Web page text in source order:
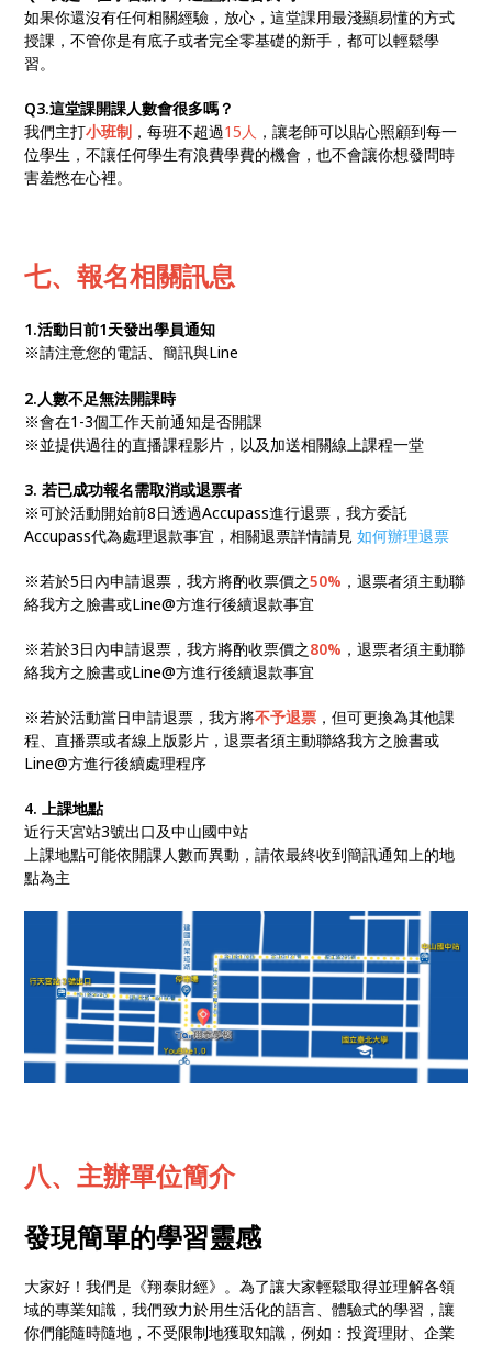
如果你還沒有任何相關經驗，放心，這堂課用最淺顯易懂的方式
授課，不管你是有底子或者完全零基礎的新手，都可以輕鬆學
習。
Q3.這堂課開課人數會很多嗎？
我們主打小班制 ，每班不超過15人 ，讓老師可以貼心照顧到每一
位學生，不讓任何學生有浪費學費的機會，也不會讓你想發問時
害羞憋在心裡。
七、報名相關訊息
1.活動日前1天發出學員通知
※請注意您的電話、簡訊與Line
2.人數不足無法開課時
※會在1-3個工作天前通知是否開課
※並提供過往的直播課程影片，以及加送相關線上課程一堂
3. 若已成功報名需取消或退票者
※可於活動開始前8日透過Accupass進行退票，我方委託
Accupass代為處理退款事宜，相關退票詳情請見如何辦理退票
※若於5日內申請退票，我方將酌收票價之50% ，退票者須主動聯
絡我方之臉書或Line@方進行後續退款事宜
※若於3日內申請退票，我方將酌收票價之80% ，退票者須主動聯
絡我方之臉書或Line@方進行後續退款事宜
※若於活動當日申請退票，我方將不予退票 ，但可更換為其他課
程、直播票或者線上版影片，退票者須主動聯絡我方之臉書或
Line@方進行後續處理程序
4. 上課地點
近行天宮站3號出口及中山國中站
上課地點可能依開課人數而異動，請依最終收到簡訊通知上的地
點為主
八、主辦單位簡介
發現簡單的學習靈感
大家好！我們是《翔泰財經》。為了讓大家輕鬆取得並理解各領
域的專業知識，我們致力於用生活化的語言、體驗式的學習，讓
你們能隨時隨地，不受限制地獲取知識，例如：投資理財、企業